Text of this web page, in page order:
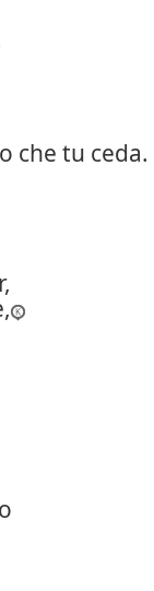
che tu ceda.